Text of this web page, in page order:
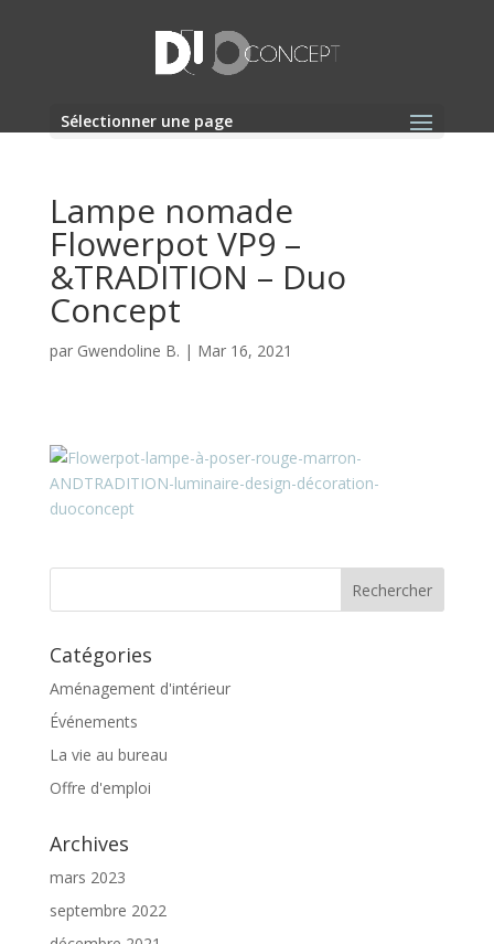
Sélectionner une page
Lampe nomade
Flowerpot VP9 –
&TRADITION – Duo
Concept
par Gwendoline B. | Mar 16, 2021
Catégories
Aménagement d'intérieur
Événements
La vie au bureau
Offre d'emploi
Archives
mars 2023
septembre 2022